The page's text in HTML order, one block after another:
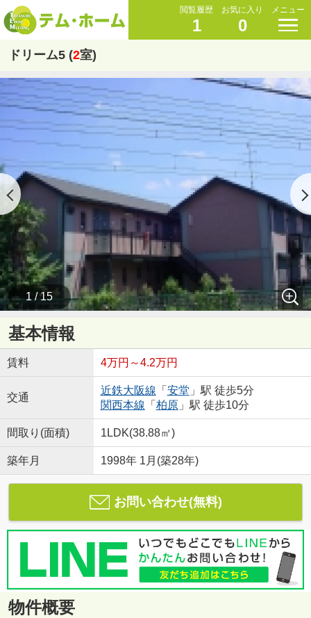
閲覧履歴
1
お気に入り
0
メニュー
ドリーム5 (2室)
1 / 15
基本情報
賃料 4万円～4.2万円
交通
近鉄大阪線 「 安堂 」駅 徒歩5分
関西本線 「 柏原」駅 徒歩10分
間取り(面積) 1LDK(38.88㎡)
築年月 1998年 1月(築28年)
お問い合わせ(無料)
物件概要